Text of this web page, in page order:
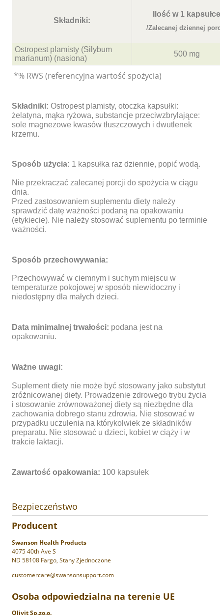
Składniki:
Ilość w 1 kapsułce
/Zalecanej dziennej
Ostropest plamisty (Silybum
marianum) (nasiona)
500 mg
*% RWS (referencyjna wartość spożycia)
Składniki: Ostropest plamisty, otoczka kapsułki:
żelatyna, mąka ryżowa, substancje przeciwzbrylające:
sole magnezowe kwasów tłuszczowych i dwutlenek
krzemu.
Sposób użycia: 1 kapsułka raz dziennie, popić wodą.
Nie przekraczać zalecanej porcji do spożycia w ciągu
dnia.
Przed zastosowaniem suplementu diety należy
sprawdzić datę ważności podaną na opakowaniu
(etykiecie). Nie należy stosować suplementu po terminie
ważności.
Sposób przechowywania:
Przechowywać w ciemnym i suchym miejscu w
temperaturze pokojowej w sposób niewidoczny i
niedostępny dla małych dzieci.
Data minimalnej trwałości: podana jest na
opakowaniu.
Ważne uwagi:
Suplement diety nie może być stosowany jako substytut
zróżnicowanej diety. Prowadzenie zdrowego trybu życia
i stosowanie zrównoważonej diety są niezbędne dla
zachowania dobrego stanu zdrowia. Nie stosować w
przypadku uczulenia na którykolwiek ze składników
preparatu. Nie stosować u dzieci, kobiet w ciąży i w
trakcie laktacji.
Zawartość opakowania: 100 kapsułek
Bezpieczeństwo
Producent
Swanson Health Products
4075 40th Ave S
ND 58108 Fargo, Stany Zjednoczone
customercare@swansonsupport.com
Osoba odpowiedzialna na terenie UE
Olivit Sp.zo.o.